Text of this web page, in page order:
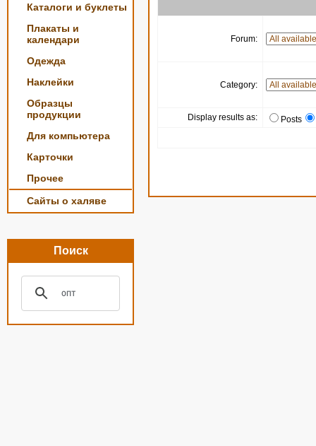
Каталоги и буклеты
Плакаты и
календари
Одежда
Наклейки
Образцы
продукции
Для компьютера
Карточки
Прочее
Сайты о халяве
Поиск
Forum:
Category:
Display results as: Posts